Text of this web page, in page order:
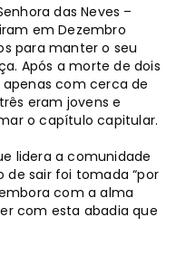
das Neves –
em Dezembro
para manter o seu
Após a morte de dois
com cerca de
eram jovens e
o capítulo capitular.
lidera a comunidade
de sair foi tomada “por
com a alma
com esta abadia que